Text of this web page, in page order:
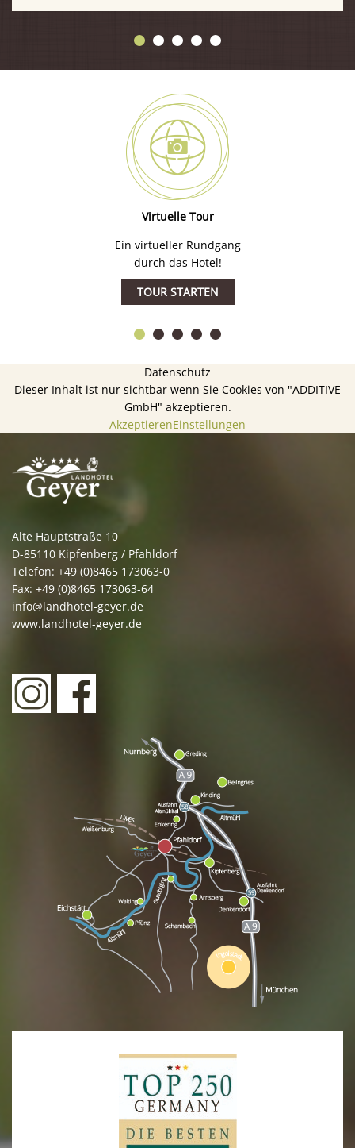
Virtuelle Tour
Ein virtueller Rundgang
durch das Hotel!
TOUR STARTEN
Datenschutz
Dieser Inhalt ist nur sichtbar wenn Sie Cookies von "ADDITIVE
GmbH" akzeptieren.
AkzeptierenEinstellungen
Alte Hauptstraße 10
D-85110 Kipfenberg / Pfahldorf
Telefon: +49 (0)8465 173063-0
Fax: +49 (0)8465 173063-64
info@landhotel-geyer.de
www.landhotel-geyer.de